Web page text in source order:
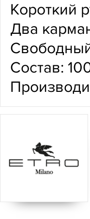
Короткий
Два
Состав: